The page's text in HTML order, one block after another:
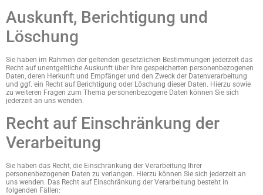
Auskunft, Berichtigung und
Löschung
Sie haben im Rahmen der geltenden gesetzlichen Bestimmungen jederzeit das
Recht auf unentgeltliche Auskunft über Ihre gespeicherten personenbezogenen
Daten, deren Herkunft und Empfänger und den Zweck der Datenverarbeitung
und ggf. ein Recht auf Berichtigung oder Löschung dieser Daten. Hierzu sowie
zu weiteren Fragen zum Thema personenbezogene Daten können Sie sich
jederzeit an uns wenden.
Recht auf Einschränkung der
Verarbeitung
Sie haben das Recht, die Einschränkung der Verarbeitung Ihrer
personenbezogenen Daten zu verlangen. Hierzu können Sie sich jederzeit an
uns wenden. Das Recht auf Einschränkung der Verarbeitung besteht in
folgenden Fällen: